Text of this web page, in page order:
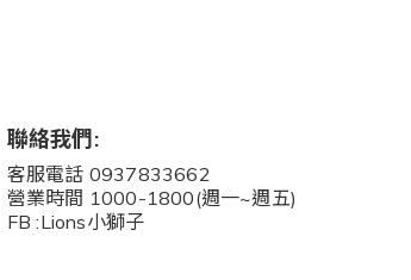
聯絡我們:
客服電話 0937833662
營業時間 1000-1800(週一~週五)
FB :Lions小獅子